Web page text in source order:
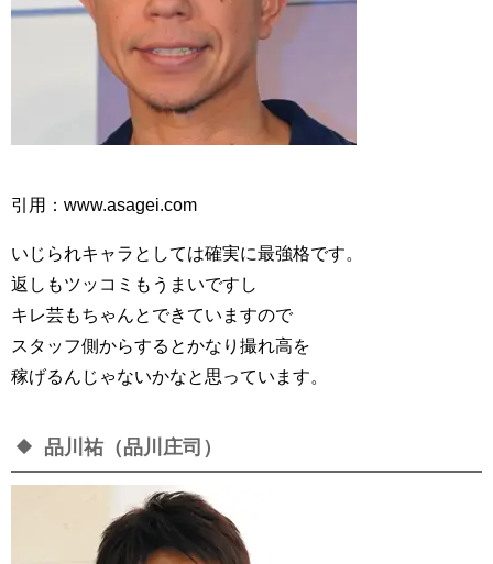
引用：www.asagei.com
いじられキャラとしては確実に最強格です。
返しもツッコミもうまいですし
キレ芸もちゃんとできていますので
スタッフ側からするとかなり撮れ高を
稼げるんじゃないかなと思っています。
品川祐（品川庄司）